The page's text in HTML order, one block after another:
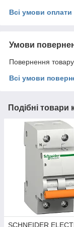
Всі умови оплати
Умови
Повернення
Всі умови
Подібні товари
SCHNEIDER